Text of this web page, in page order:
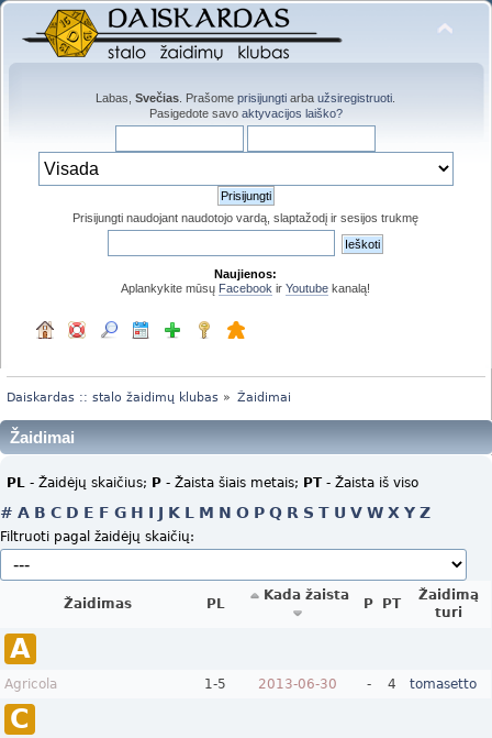
Labas,Svečias . Prašomeprisijungti arbaužsiregistruoti
Pasigedote savo aktyvacijos laiško?
Prisijungti naudojant naudotojo vardą, slaptažodį ir sesijos trukmę
Naujienos:
Aplankykite mūsų Facebook irYoutube kanalą!
Daiskardas :: stalo žaidimų klubas » Žaidimai
Žaidimai
PL - Žaidėjų skaičius; P - Žaista šiais metais; PT- Žaista iš viso
# A B C D E F G H I J K L M N O P Q R S T U V W X Y Z
Filtruoti pagal žaidėjų skaičių:
Žaidimas PL
Kada žaista
P PT
Žaidimą
turi
A
Agricola 1‑5 2013-06-30 - 4 tomasetto
C